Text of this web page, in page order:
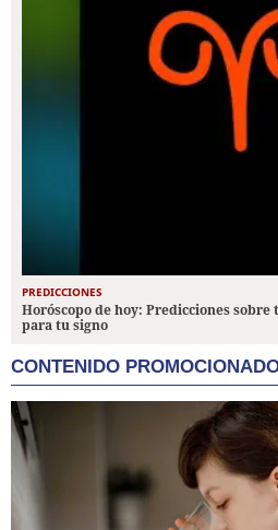
PREDICCIONES
Horóscopo de hoy: Predicciones
para tu signo
CONTENIDO